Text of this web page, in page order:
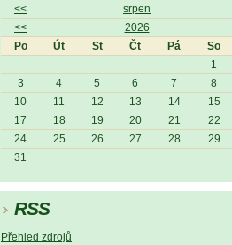
<< srpen
<<
2026
Po
Út St Čt Pá So
1
3
4 5 6 7 8
10
11 12 13 14 15
17
18 19 20 21 22
24
25 26 27 28 29
31
RSS
Přehled zdrojů